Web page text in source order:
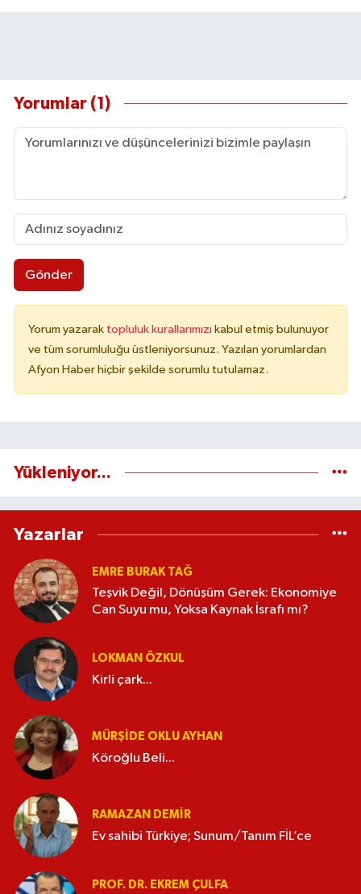
Yorumlar (1)
Gönder
Yorum yazarak topluluk kurallarımızı kabul etmiş bulunuyor
ve tüm sorumluluğu üstleniyorsunuz. Yazılan yorumlardan
Afyon Haber hiçbir şekilde sorumlu tutulamaz.
Yükleniyor...
Yazarlar
EMRE BURAK TAĞ
Teşvik Değil, Dönüşüm Gerek: Ekonomiye
Can Suyu mu, Yoksa Kaynak İsrafı mı?
LOKMAN ÖZKUL
Kirli çark...
MÜRŞIDE OKLU AYHAN
Köroğlu Beli...
RAMAZAN DEMİR
Ev sahibi Türkiye; Sunum/Tanım FİL’ce
PROF. DR. EKREM ÇULFA